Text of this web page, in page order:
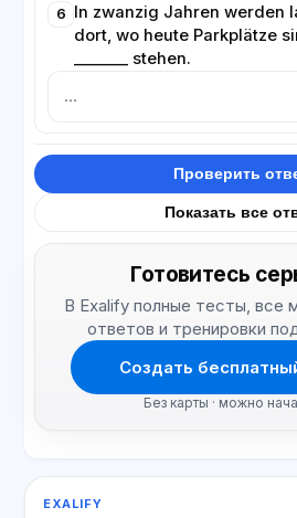
6 In zwanzig Jahren werden
dort, wo heute Parkplätze
_______ stehen.
Проверить
Показать все
Готовитесь
В Exalify полные тесты, все
ответов и тренировки
Создать
Без карты · можно
EXALIFY